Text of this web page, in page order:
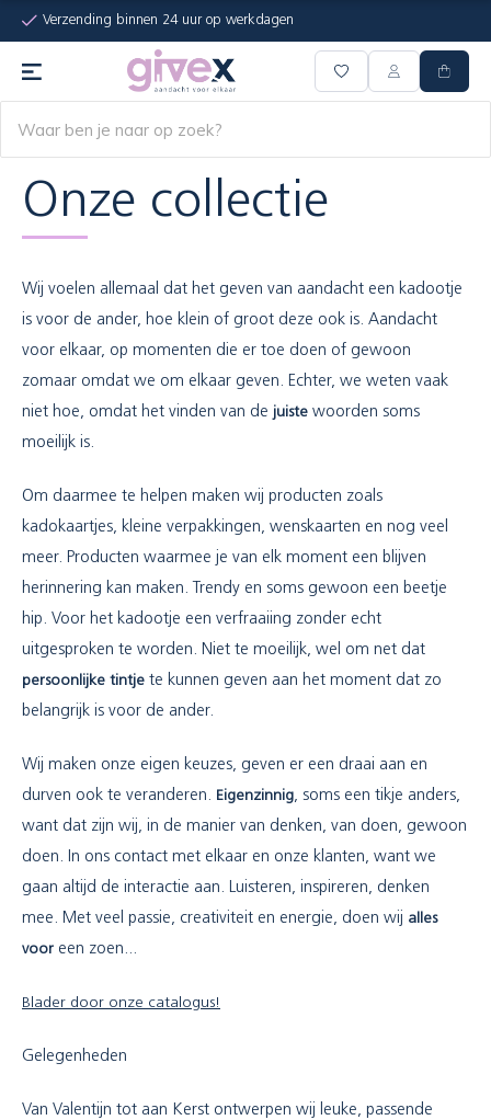
Verzending binnen 24 uur op werkdagen
Onze collectie
Wij voelen allemaal dat het geven van aandacht een kadootje
is voor de ander, hoe klein of groot deze ook is. Aandacht
voor elkaar, op momenten die er toe doen of gewoon
zomaar omdat we om elkaar geven. Echter, we weten vaak
niet hoe, omdat het vinden van de juiste woorden soms
moeilijk is.
Om daarmee te helpen maken wij producten zoals
kadokaartjes, kleine verpakkingen, wenskaarten en nog veel
meer. Producten waarmee je van elk moment een blijven
herinnering kan maken. Trendy en soms gewoon een beetje
hip. Voor het kadootje een verfraaiing zonder echt
uitgesproken te worden. Niet te moeilijk, wel om net dat
persoonlijke tintje te kunnen geven aan het moment dat zo
belangrijk is voor de ander.
Wij maken onze eigen keuzes, geven er een draai aan en
durven ook te veranderen. Eigenzinnig, soms een tikje anders,
want dat zijn wij, in de manier van denken, van doen, gewoon
doen. In ons contact met elkaar en onze klanten, want we
gaan altijd de interactie aan. Luisteren, inspireren, denken
mee. Met veel passie, creativiteit en energie, doen wij alles
voor een zoen...
Blader door onze catalogus!
Gelegenheden
Van Valentijn tot aan Kerst ontwerpen wij leuke, passende